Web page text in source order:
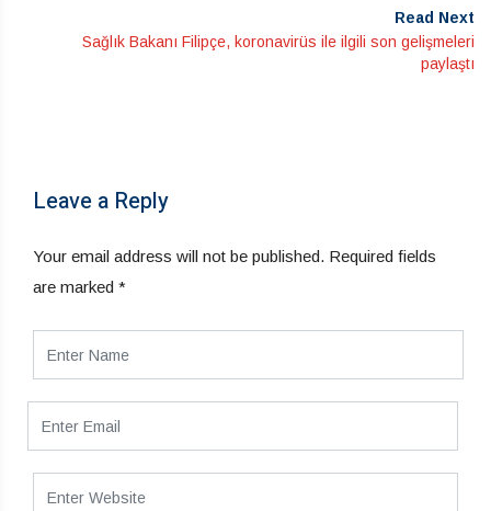
Read Next
Sağlık Bakanı Filipçe, koronavirüs ile ilgili son gelişmeleri
paylaştı
Leave a Reply
Your email address will not be published. Required fields
are marked *